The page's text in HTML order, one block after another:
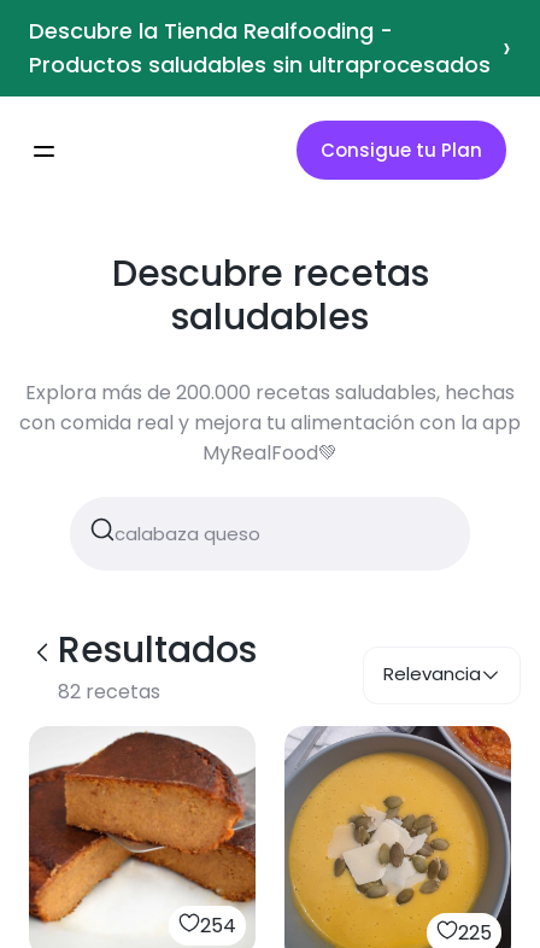
Descubre la Tienda Realfooding -
Productos saludables sin ultraprocesados ›
Consigue tu Plan
Descubre recetas
saludables
Explora más de 200.000 recetas saludables, hechas
con comida real y mejora tu alimentación con la app
MyRealFood💚
Resultados
82 recetas
Relevancia
254 225